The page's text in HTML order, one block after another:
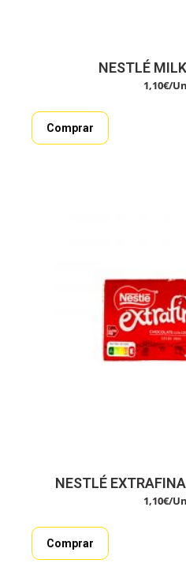
NESTLÉ
1,10€/
Comprar
NESTLÉ
1,10€/
Comprar